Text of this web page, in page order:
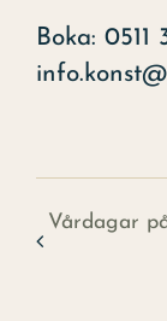
Boka:
Vårdagar